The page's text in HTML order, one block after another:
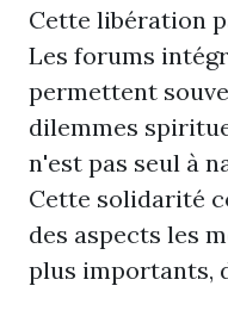
Cette libération
Les forums
permettent
dilemmes
n'est pas seul à
Cette solidarité
des aspects les
plus importants,